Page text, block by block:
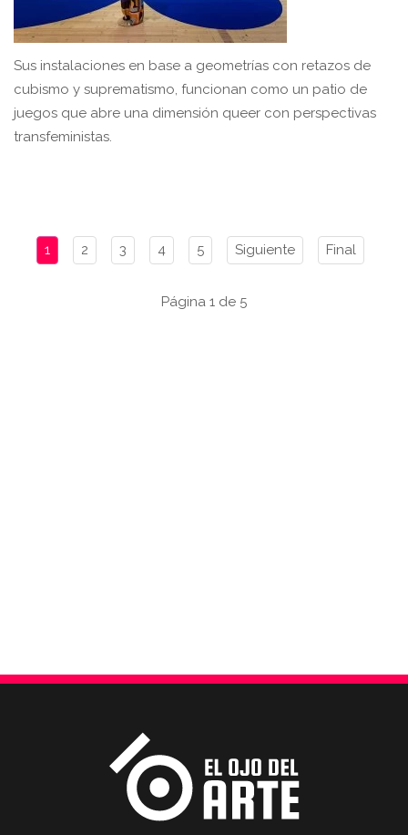
Sus instalaciones en base a geometrías con retazos de
cubismo y suprematismo, funcionan como un patio de
juegos que abre una dimensión queer con perspectivas
transfeministas.
1 2 3 4 5 Siguiente Final
Página 1 de 5